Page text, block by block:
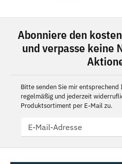
Abonniere den
und verpasse keine
Bitte senden Sie mir entsprechend
regelmäßig und jederzeit
Produktsortiment per E-Mail zu.